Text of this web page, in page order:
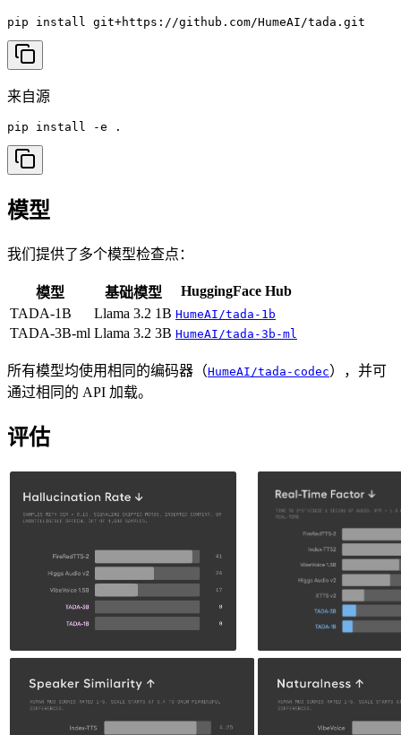
pip install git+https://github.com/HumeAI/tada.git
来自源
pip install -e .
模型
我们提供了多个模型检查点：
模型 基础模型
HuggingFace Hub
TADA-1B
Llama 3.2 1B HumeAI/tada-1b
TADA-3B-ml Llama 3.2 3B HumeAI/tada-3b-ml
所有模型均使用相同的编码器（HumeAI/tada-codec），并可
通过相同的 API 加载。
评估